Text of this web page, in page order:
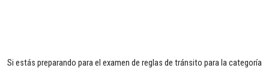
Si estás preparando para el examen de reglas de tránsito para la categoría